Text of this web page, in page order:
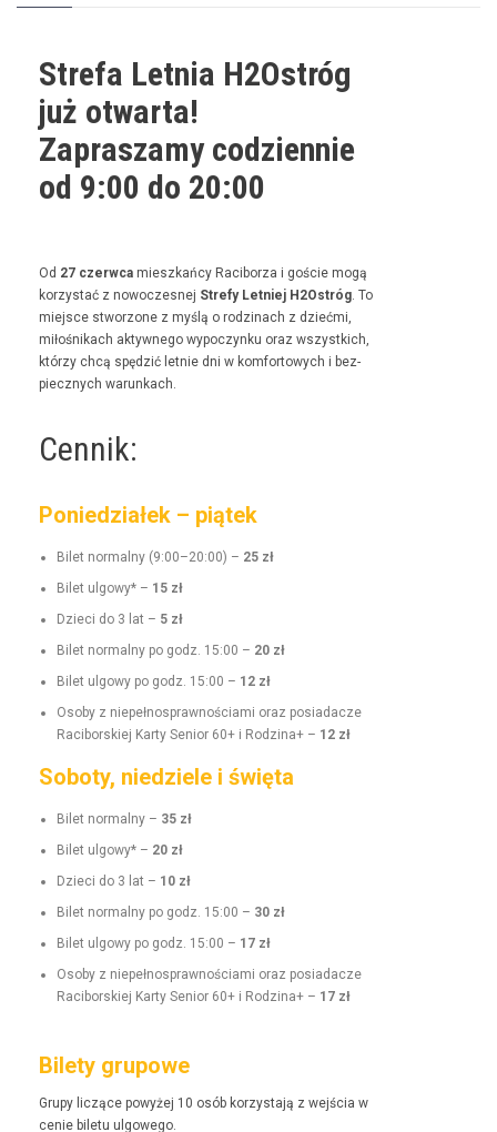
Strefa Letnia H2Ostróg
już otwarta!
Zapraszamy codziennie
od 9:00 do 20:00
Od 27 czer­w­ca mieszkań­cy Raci­borza i goś­cie mogą
korzys­tać z nowoczes­nej Stre­fy Let­niej H2Ostróg. To
miejsce stwor­zone z myślą o rodz­i­nach z dzieć­mi,
miłośnikach akty­wnego wypoczynku oraz wszys­t­kich,
którzy chcą spędz­ić let­nie dni w kom­for­towych i bez­
piecznych warunkach.
Cennik:
Poniedziałek – piątek
Bilet nor­mal­ny (9:00–20:00) – 25 zł
Bilet ulgo­wy* – 15 zł
Dzieci do 3 lat – 5 zł
Bilet nor­mal­ny po godz. 15:00 – 20 zł
Bilet ulgo­wy po godz. 15:00 – 12 zł
Oso­by z niepełnosprawnoś­ci­a­mi oraz posi­adacze
Raci­borskiej Kar­ty Senior 60+ i Rodz­i­na+ – 12 zł
Soboty, niedziele i święta
Bilet nor­mal­ny – 35 zł
Bilet ulgo­wy* – 20 zł
Dzieci do 3 lat – 10 zł
Bilet nor­mal­ny po godz. 15:00 – 30 zł
Bilet ulgo­wy po godz. 15:00 – 17 zł
Oso­by z niepełnosprawnoś­ci­a­mi oraz posi­adacze
Raci­borskiej Kar­ty Senior 60+ i Rodz­i­na+ – 17 zł
Bilety grupowe
Grupy liczące powyżej 10 osób korzys­ta­ją z wejś­cia w
cenie bile­tu ulgowego.